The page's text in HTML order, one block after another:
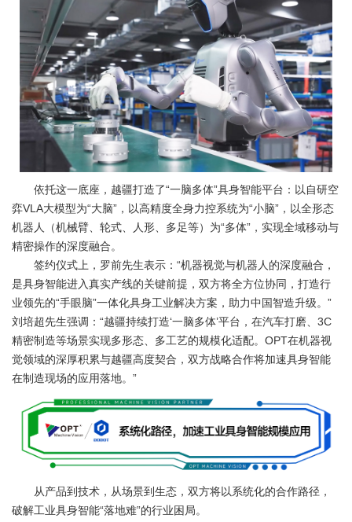
依托这一底座，越疆打造了“一脑多体”具身智能平台：以自研空
弈VLA大模型为“大脑”，以高精度全身力控系统为“小脑”，以全形态
机器人（机械臂、轮式、人形、多足等）为“多体”，实现全域移动与
精密操作的深度融合。
签约仪式上，罗前先生表示：“机器视觉与机器人的深度融合，
是具身智能进入真实产线的关键前提，双方将全方位协同，打造行
业领先的“手眼脑”一体化具身工业解决方案，助力中国智造升级。”
刘培超先生强调：“越疆持续打造‘一脑多体’平台，在汽车打磨、3C
精密制造等场景实现多形态、多工艺的规模化适配。OPT在机器视
觉领域的深厚积累与越疆高度契合，双方战略合作将加速具身智能
在制造现场的应用落地。”
从产品到技术，从场景到生态，双方将以系统化的合作路径，
破解工业具身智能“落地难”的行业困局。